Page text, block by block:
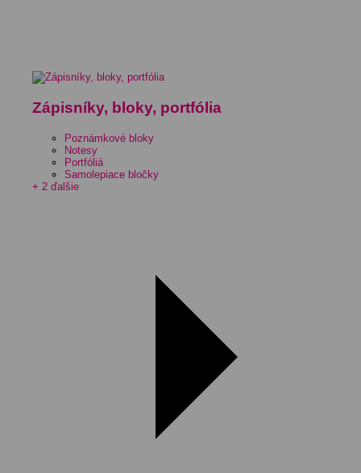
Zápisníky, bloky, portfólia
Poznámkové bloky
Notesy
Portfóliá
Samolepiace bločky
+ 2 ďalšie